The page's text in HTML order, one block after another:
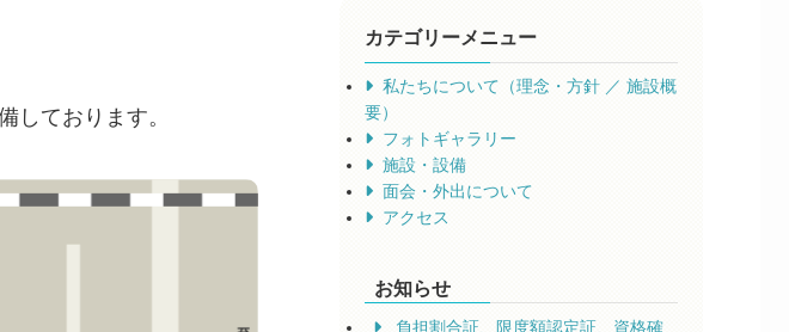
しております。
カテゴリーメニュー
私たちについて（理念・方針 ／ 施設概
要）
フォトギャラリー
施設・設備
面会・外出について
アクセス
お知らせ
負担割合証、限度額認定証、資格確